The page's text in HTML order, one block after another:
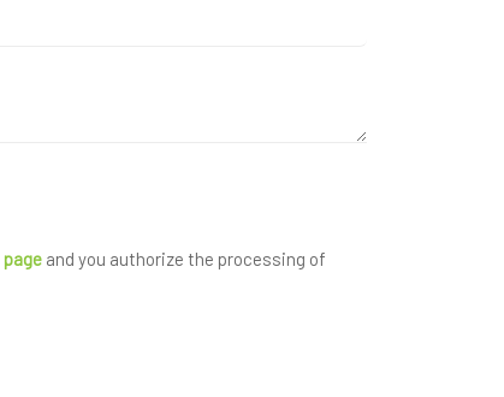
page and you authorize the processing of